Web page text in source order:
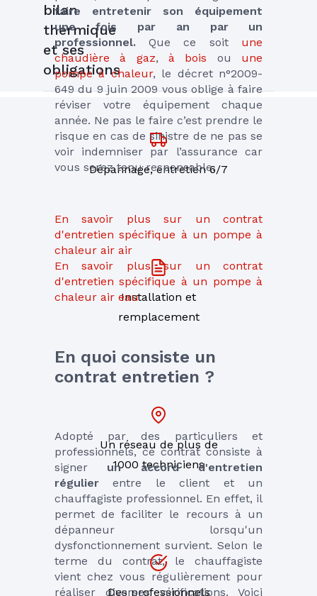
faire entretenir son équipement
une fois par an par un
professionnel. Que ce soit une
chaudière à gaz, à bois ou une
pompe à chaleur, le décret n°2009-
649 du 9 juin 2009 vous oblige à faire
réviser votre équipement chaque
année. Ne pas le faire c’est prendre le
risque en cas de sinistre de ne pas se
voir indemniser par l’assurance car
vous serez tenu responsable.
En savoir plus sur un contrat
d'entretien spécifique à un pompe à
chaleur air air
En savoir plus sur un contrat
d'entretien spécifique à un pompe à
chaleur air eau
En quoi consiste un
contrat entretien ?
Adopté par des particuliers et
professionnels, ce contrat consiste à
signer un accord d'entretien
régulier entre le client et un
chauffagiste professionnel. En effet, il
permet de faciliter le recours à un
dépanneur lorsqu'un
dysfonctionnement survient. Selon le
terme du contrat, le chauffagiste
vient chez vous régulièrement pour
réaliser diverses vérifications. Voici
bilan
thermique
et ses
obligations
Dépannage, entretien 6/7
Installation et
remplacement
Un réseau de plus de
1000 techniciens
Des professionnels